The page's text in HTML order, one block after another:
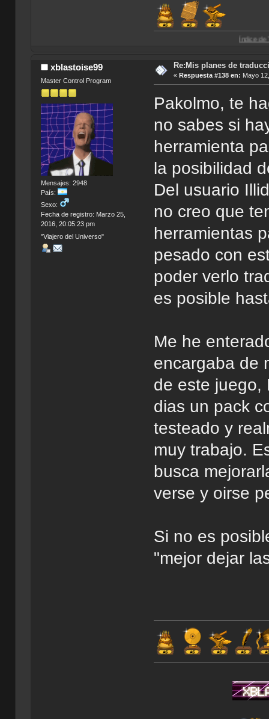
Índice de Traducciones
xblastoise99
Master Control Program
Mensajes: 2948
País:
Sexo:
Fecha de registro: Marzo 25,
2016, 20:05:23 pm
"Viajero del Universo"
Re:Mis planes de
« Respuesta #138 en: Mayo
Pakolmo, te
no sabes si
herramienta
la posibilidad
Del usuario
no creo que
herramientas
pesado con
poder verlo
es posible
Me he
encargaba de
de este juego,
dias un pack
testeado y
muy trabajo.
busca
verse y oirse
Si no es
"mejor dejar